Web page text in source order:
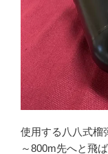
使用する八八式榴
～800m先へと飛